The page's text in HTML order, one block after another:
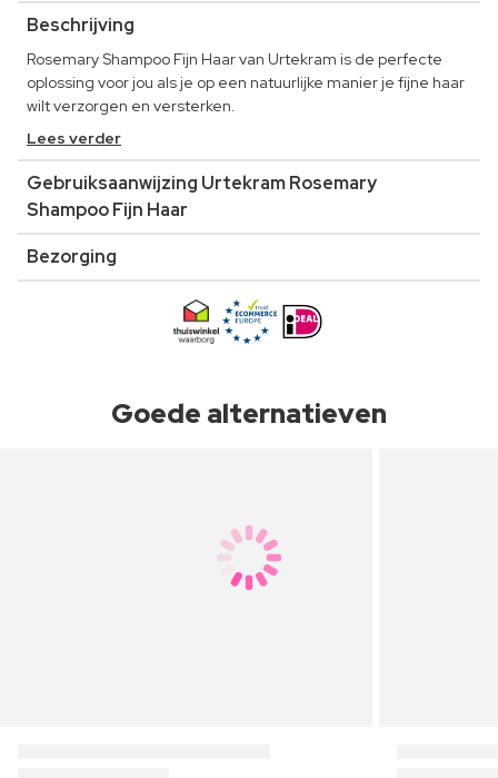
Beschrijving
Rosemary Shampoo Fijn Haar van Urtekram is de perfecte
oplossing voor jou als je op een natuurlijke manier je fijne haar
wilt verzorgen en versterken.
Lees verder
Gebruiksaanwijzing Urtekram Rosemary
Shampoo Fijn Haar
Bezorging
Goede alternatieven